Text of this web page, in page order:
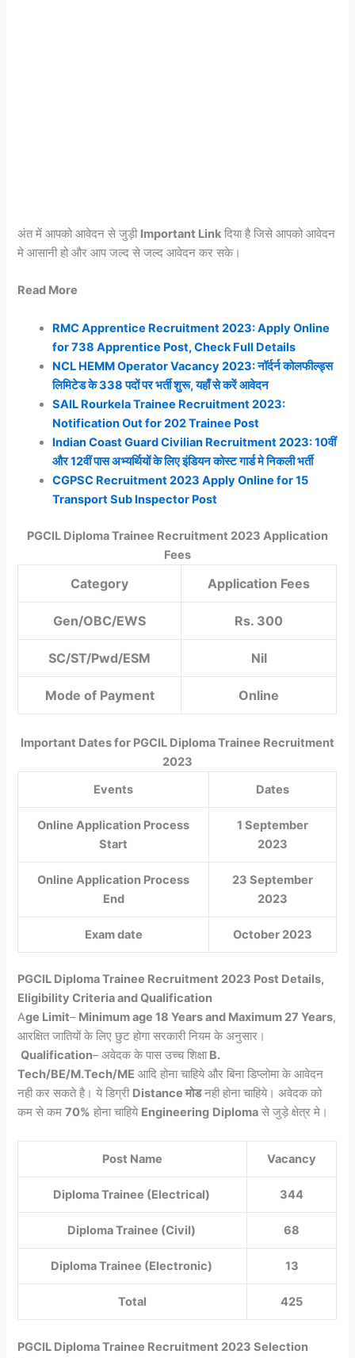
अंत में आपको आवेदन से जुड़ी Important Link दिया है जिसे आपको आवेदन
मे आसानी हो और आप जल्द से जल्द आवेदन कर सके।
Read More
RMC Apprentice Recruitment 2023: Apply Online
for 738 Apprentice Post, Check Full Details
NCL HEMM Operator Vacancy 2023: नॉर्दर्न कोलफील्ड्स
लिमिटेड के 338 पदों पर भर्ती शुरू, यहाँ से करें आवेदन
SAIL Rourkela Trainee Recruitment 2023:
Notification Out for 202 Trainee Post
Indian Coast Guard Civilian Recruitment 2023: 10वीं
और 12वीं पास अभ्यर्थियों के लिए इंडियन कोस्ट गार्ड मे निकली भर्ती
CGPSC Recruitment 2023 Apply Online for 15
Transport Sub Inspector Post
PGCIL Diploma Trainee Recruitment 2023 Application
Fees
Category Application Fees
Gen/OBC/EWS Rs. 300
SC/ST/Pwd/ESM Nil
Mode of Payment Online
Important Dates for PGCIL Diploma Trainee Recruitment
2023
Events
Dates
Online Application Process
Start
1 September
2023
Online Application Process
End
23 September
2023
Exam date October 2023
PGCIL Diploma Trainee Recruitment 2023 Post Details,
Eligibility Criteria and Qualification
Age Limit– Minimum age 18 Years and Maximum 27 Years,
आरक्षित जातियों के लिए छुट होगा सरकारी नियम के अनुसार।
Qualification– अवेदक के पास उच्च शिक्षाB.
Tech/BE/M.Tech/ME आदि होना चाहिये और बिना डिप्लोमा के आवेदन
नही कर सकते है। ये डिग्री Distance मोडनही होना चाहिये। अवेदक को
कम से कम70% होना चाहिये Engineering Diploma से जुड़े क्षेत्र मे।
Post Name Vacancy
Diploma Trainee (Electrical) 344
Diploma Trainee (Civil) 68
Diploma Trainee (Electronic) 13
Total 425
PGCIL Diploma Trainee Recruitment 2023 Selection